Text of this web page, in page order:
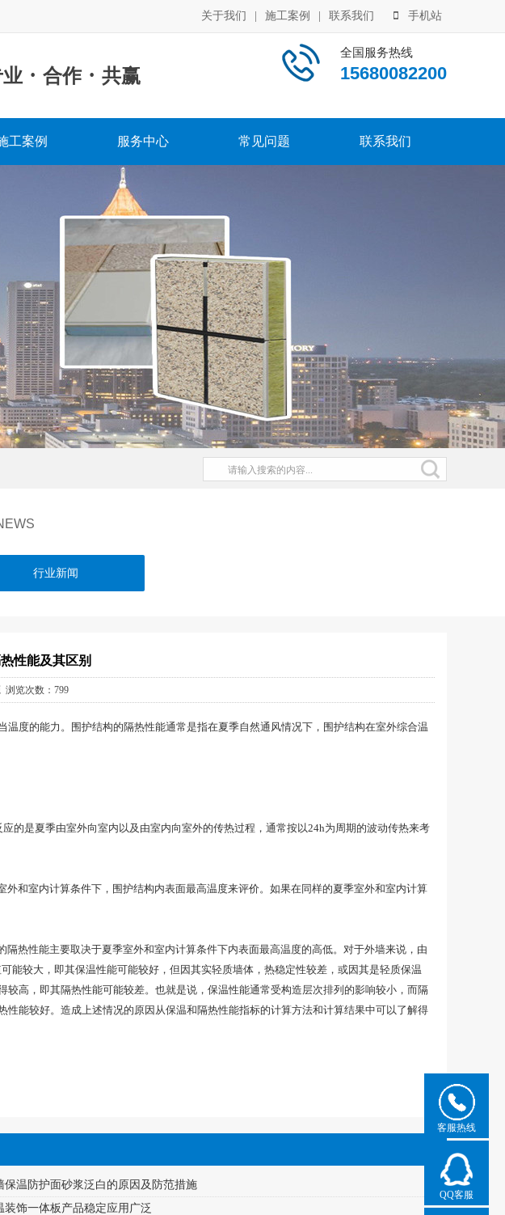
关于我们 施工案例 联系我们 手机站
· 合作 · 共赢
全国服务热线
15680082200
工案例 服务中心 常见问题 联系我们
行业新闻
性能及其区别
览次数：799
度的能力。围护结构的隔热性能通常是指在夏季自然通风情况下，围护结构在室外综合温
是夏季由室外向室内以及由室内向室外的传热过程，通常按以24h为周期的波动传热来考
室内计算条件下，围护结构内表面最高温度来评价。如果在同样的夏季室外和室内计算
性能主要取决于夏季室外和室内计算条件下内表面最高温度的高低。对于外墙来说，由
能较大，即其保温性能可能较好，但因其实轻质墙体，热稳定性较差，或因其是轻质保温
高，即其隔热性能可能较差。也就是说，保温性能通常受构造层次排列的影响较小，而隔
能较好。造成上述情况的原因从保温和隔热性能指标的计算方法和计算结果中可以了解得
保温防护面砂浆泛白的原因及防范措施
装饰一体板产品稳定应用广泛
客服热线
QQ客服